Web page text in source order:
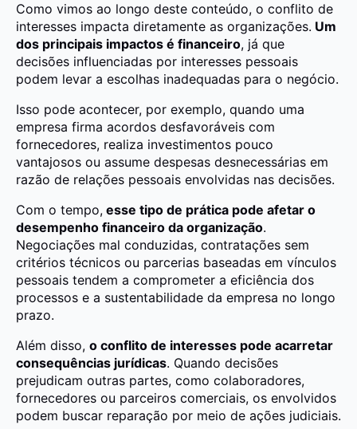
Como vimos ao longo deste conteúdo, o conflito de
interesses impacta diretamente as organizações. Um
dos principais impactos é financeiro, já que
decisões influenciadas por interesses pessoais
podem levar a escolhas inadequadas para o negócio.
Isso pode acontecer, por exemplo, quando uma
empresa firma acordos desfavoráveis com
fornecedores, realiza investimentos pouco
vantajosos ou assume despesas desnecessárias em
razão de relações pessoais envolvidas nas decisões.
Com o tempo, esse tipo de prática pode afetar o
desempenho financeiro da organização.
Negociações mal conduzidas, contratações sem
critérios técnicos ou parcerias baseadas em vínculos
pessoais tendem a comprometer a eficiência dos
processos e a sustentabilidade da empresa no longo
prazo.
Além disso, o conflito de interesses pode acarretar
consequências jurídicas. Quando decisões
prejudicam outras partes, como colaboradores,
fornecedores ou parceiros comerciais, os envolvidos
podem buscar reparação por meio de ações judiciais.